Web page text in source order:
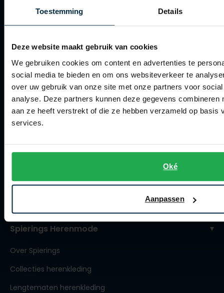
Toestemming Details
Deze website maakt gebruik van cookies
We gebruiken cookies om content en advertenties te
social media te bieden en om ons websiteverkeer te
over uw gebruik van onze site met onze partners voor
analyse. Deze partners kunnen deze gegevens combineren
aan ze heeft verstrekt of die ze hebben verzameld op basis
services.
Oké
Aanpassen
Verzenden
Retourneren
Klachtenafhandeling
Actievoorwaarden
Artikelonderhoud
Winkel
Winkel
Contact winkel
Spierings Herenmode
Over Spierings
Collecties herenkleding
Lengtematen herenkleding